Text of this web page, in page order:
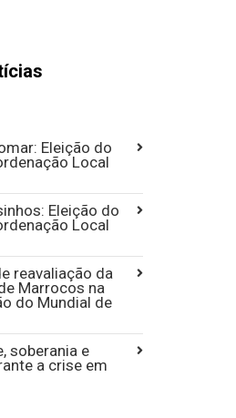
Eleição do
Local
Eleição do
Local
reavaliação da
Marrocos na
do Mundial de
soberania e
a crise em